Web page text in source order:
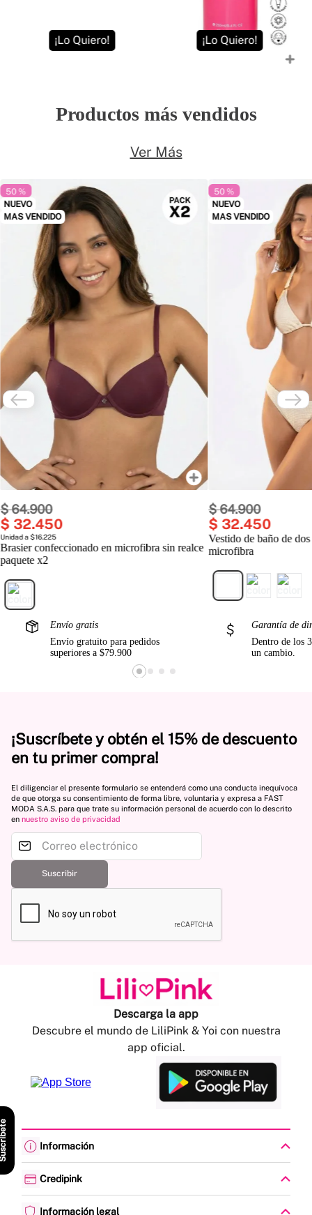
¡Lo Quiero! ¡Lo Quiero!
Productos más vendidos
Ver Más
50 %
NUEVO
MAS VENDIDO
$64.900
$ 32.450
Unidad a $16.225
Brasier confeccionado en microfibra sin realce
paquete x2
50 %
NUEVO
MAS VENDIDO
$64.900
$ 32.450
Vestido de baño de
microfibra
Envío gratis
Envío gratuito para pedidos
superiores a $79.900
Garantía de
Dentro de los
un cambio.
¡Suscríbete y obtén el 15% de descuento
en tu primer compra!
El diligenciar el presente formulario se entenderá como una conducta inequívoca
de que otorga su consentimiento de forma libre, voluntaria y expresa a FAST
MODA S.A.S. para que trate su información personal de acuerdo con lo descrito
en nuestro aviso de privacidad
Suscribir
Descarga la app
Descubre el mundo de LiliPink & Yoi con nuestra
app oficial.
Información
Política de envíos
Centro de Ayuda
Credipink
Paga aquí tu Credi-Pink
Información legal